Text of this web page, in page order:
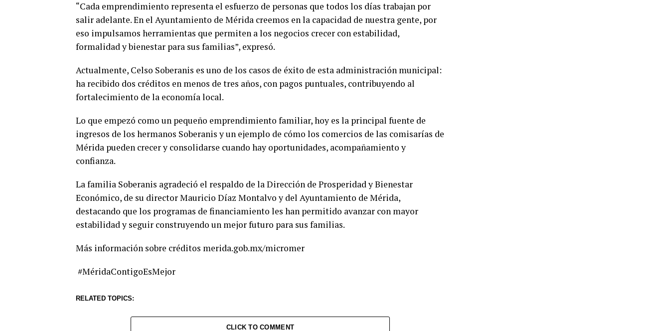
“Cada emprendimiento representa el esfuerzo de personas que todos los días trabajan por
salir adelante. En el Ayuntamiento de Mérida creemos en la capacidad de nuestra gente, por
eso impulsamos herramientas que permiten a los negocios crecer con estabilidad,
formalidad y bienestar para sus familias”, expresó.
Actualmente, Celso Soberanis es uno de los casos de éxito de esta administración municipal:
ha recibido dos créditos en menos de tres años, con pagos puntuales, contribuyendo al
fortalecimiento de la economía local.
Lo que empezó como un pequeño emprendimiento familiar, hoy es la principal fuente de
ingresos de los hermanos Soberanis y un ejemplo de cómo los comercios de las comisarías de
Mérida pueden crecer y consolidarse cuando hay oportunidades, acompañamiento y
confianza.
La familia Soberanis agradeció el respaldo de la Dirección de Prosperidad y Bienestar
Económico, de su director Mauricio Díaz Montalvo y del Ayuntamiento de Mérida,
destacando que los programas de financiamiento les han permitido avanzar con mayor
estabilidad y seguir construyendo un mejor futuro para sus familias.
Más información sobre créditos merida.gob.mx/micromer
#MéridaContigoEsMejor
RELATED TOPICS:
CLICK TO COMMENT